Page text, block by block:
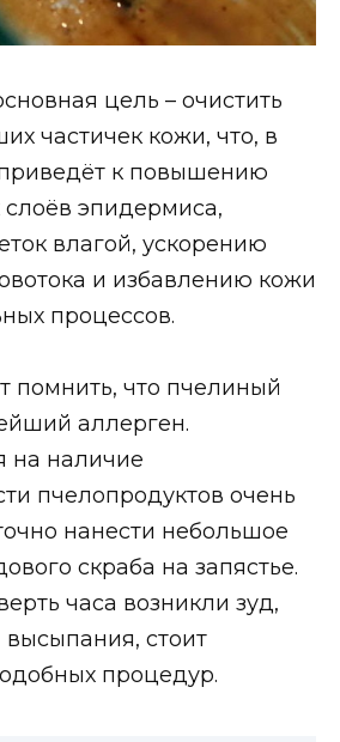
цель – очистить
частичек кожи, что, в
к повышению
слоёв эпидермиса,
влагой, ускорению
и избавлению кожи
процессов.
помнить, что пчелиный
аллерген.
на наличие
пчелопродуктов очень
нанести небольшое
скраба на запястье.
часа возникли зуд,
стоит
процедур.